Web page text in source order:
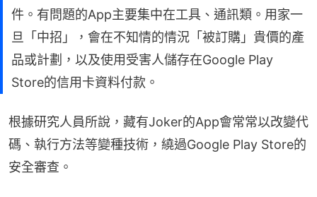
件。有問題的App主要集中在工具、通訊類。用家一
旦「中招」，會在不知情的情況「被訂購」貴價的產
品或計劃，以及使用受害人儲存在Google Play
Store的信用卡資料付款。
根據研究人員所說，藏有Joker的App會常常以改變代
碼、執行方法等變種技術，繞過Google Play Store的
安全審查。